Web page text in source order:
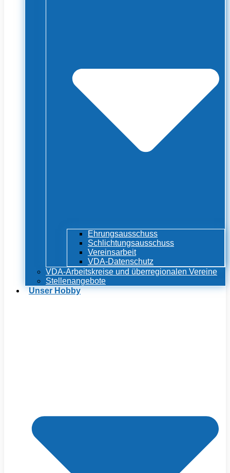
Ehrungsausschuss
Schlichtungsausschuss
Vereinsarbeit
VDA-Datenschutz
VDA-Arbeitskreise und überregionalen Vereine
Stellenangebote
Unser Hobby